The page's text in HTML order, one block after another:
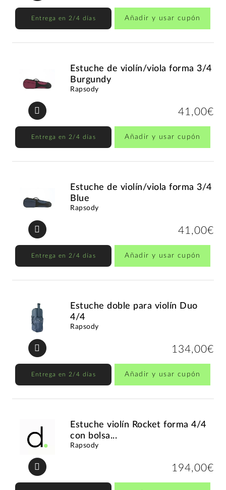
Entrega en 2/4 días Añadir y usar cupón
Estuche de violín/viola forma 3/4
Burgundy
Rapsody
41,00€
Entrega en 2/4 días Añadir y usar cupón
Estuche de violín/viola forma 3/4
Blue
Rapsody
41,00€
Entrega en 2/4 días Añadir y usar cupón
Estuche doble para violín Duo
4/4
Rapsody
134,00€
Entrega en 2/4 días Añadir y usar cupón
Estuche violín Rocket forma 4/4
con bolsa...
Rapsody
194,00€